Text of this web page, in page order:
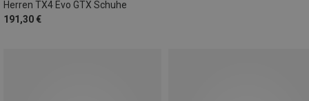
Herren TX4 Evo GTX Schuhe
191,30 €